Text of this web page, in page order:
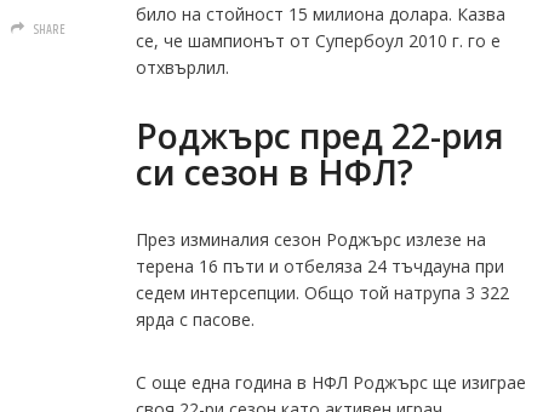
било на стойност 15 милиона долара. Казва
се, че шампионът от Супербоул 2010 г. го е
отхвърлил.
Роджърс пред 22-рия
си сезон в НФЛ?
През изминалия сезон Роджърс излезе на
терена 16 пъти и отбеляза 24 тъчдауна при
седем интерсепции. Общо той натрупа 3 322
ярда с пасове.
С още една година в НФЛ Роджърс ще изиграе
SHARE